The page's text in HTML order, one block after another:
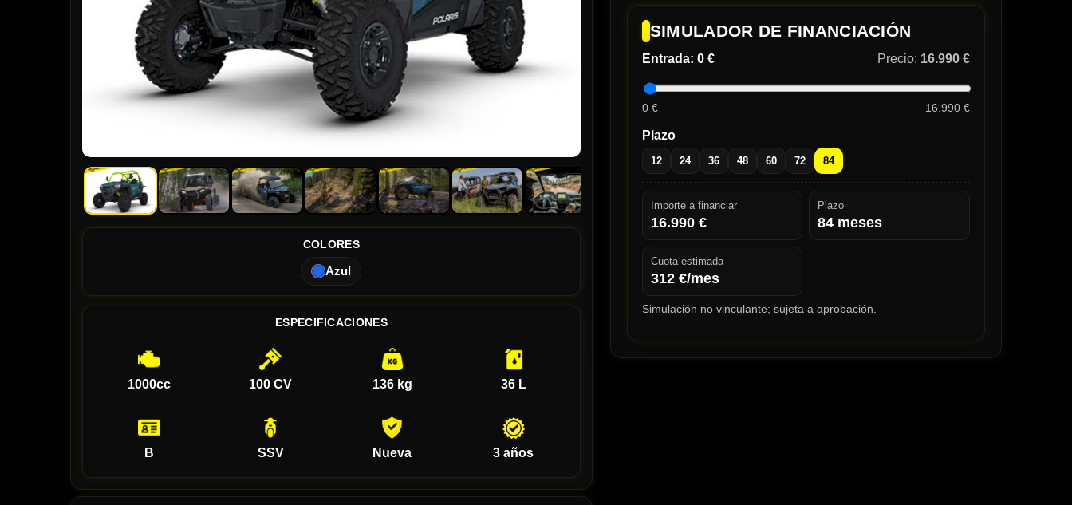
COLORES
Azul
ESPECIFICACIONES
1000cc 100 CV 136 kg 36 L
B SSV Nueva 3 años
SIMULADOR DE FINANCIACIÓN
Entrada: 0 € Precio: 16.990 €
0 € 16.990 €
Plazo
12 24 36 48 60 72 84
Importe a financiar
16.990€
Plazo
84 meses
Cuota estimada
312€/mes
Simulación no vinculante; sujeta a aprobación.